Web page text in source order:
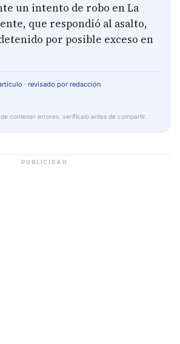
un intento de robo en La
que respondió al asalto,
por posible exceso en
· revisado por redacción
contener errores, verifícalo antes de compartir.
PUBLICIDAD